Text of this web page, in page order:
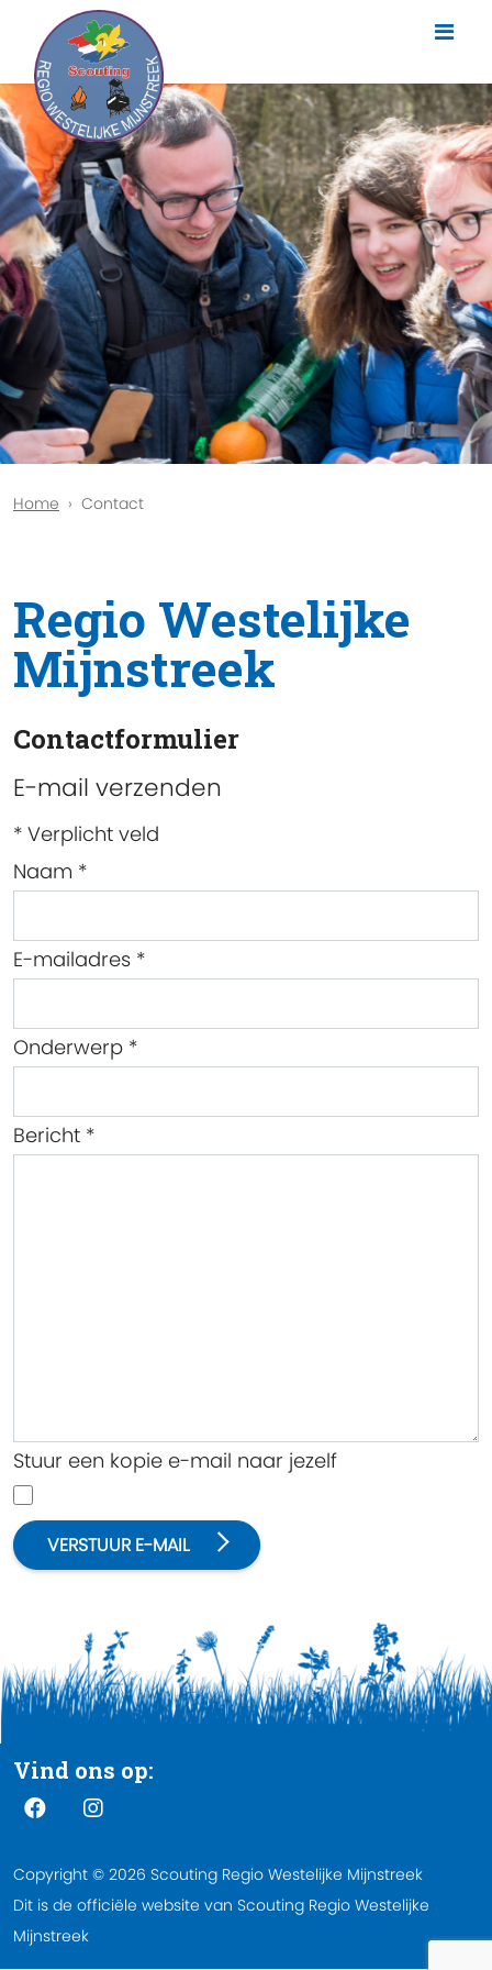
Home Contact
Regio Westelijke
Mijnstreek
Contactformulier
E-mail verzenden
* Verplicht veld
Naam *
E-mailadres *
Onderwerp *
Bericht *
Stuur een kopie e-mail naar jezelf
Captcha*
VERSTUUR E-MAIL
Vind ons op:
Copyright © 2026 Scouting Regio Westelijke Mijnstreek
Dit is de officiële website van Scouting Regio Westelijke
Mijnstreek